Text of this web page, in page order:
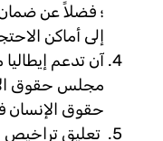
؛ فضلاً عن
إلى أماكن
آن تدعم
مجلس حقوق
حقوق الإنسان
تعلیق تراخیص